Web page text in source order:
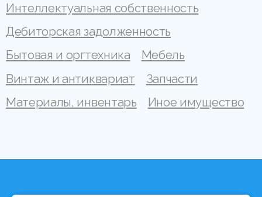
Интеллектуальная собственность
Дебиторская задолженность
Бытовая и оргтехника
Мебель
Винтаж и антиквариат
Запчасти
Материалы, инвентарь
Иное имущество